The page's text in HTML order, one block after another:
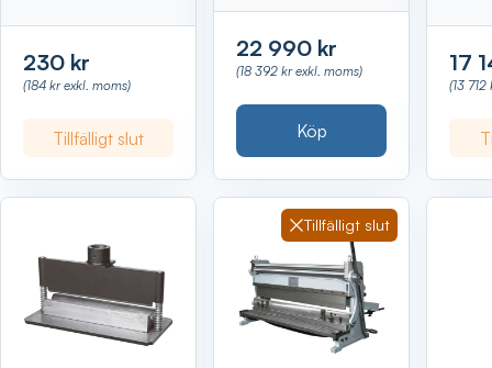
230 kr
(184 kr exkl. moms)
Tillfälligt slut
22 990 kr
(18 392 kr exkl. moms)
Köp
17
(13
Tillfälligt slut